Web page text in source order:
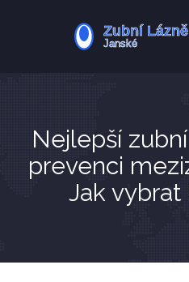
Zotavení po extrakci
Nejlepší
prevenci
Jak